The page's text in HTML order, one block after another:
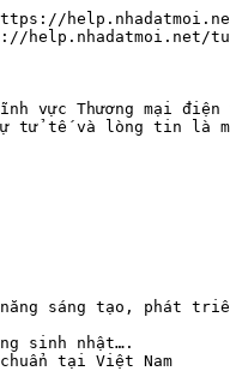
help.nhadatmoi.net/
vực Thương mại
tử tế và lòng tin là
sáng tạo, phát
sinh nhật….
tại Việt Nam